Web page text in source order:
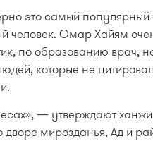
это самый популярный
человек. Омар Хайям
по образованию врач,
которые не
— утверждают
мирозданья, Ад и